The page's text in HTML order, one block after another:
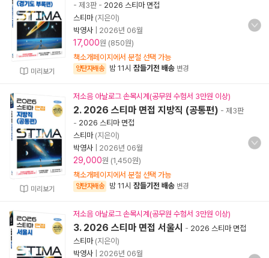
미리보기
- 제3판- 2026 스티마 면접
스티마(지은이)
박영사
2026년 06월
17,000원 (850원)
책소개페이지에서 분철 선택 가능
양탄자배송 밤 11시 잠들기전 배송 변경
미리보기
저소음 아날로그 손목시계(공무원 수험서 3만원 이상)
2. 2026 스티마 면접 지방직 (공통편) - 제3판
- 2026 스티마 면접
스티마(지은이)
박영사
2026년 06월
29,000원 (1,450원)
책소개페이지에서 분철 선택 가능
양탄자배송 밤 11시 잠들기전 배송 변경
저소음 아날로그 손목시계(공무원 수험서 3만원 이상)
3. 2026 스티마 면접 서울시 - 2026 스티마 면접
스티마(지은이)
박영사
2026년 06월